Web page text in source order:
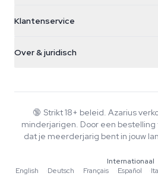
Nederland
+31(0)204897914
Smokeshop
Klantenservice
Retourbeleid
Veelgestelde vragen
Privacybeleid
Over & juridisch
Wiki
Muziek
Redactionele normen
🔞 Strikt 18+ beleid. Azarius
minderjarigen. Door een
dat je meerderjarig bent in jouw
Internationaal
English
·Deutsch ·Français ·Español ·